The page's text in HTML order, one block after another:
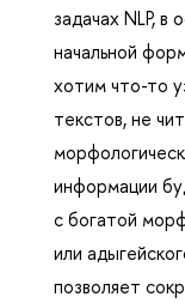
задачах NLP, в
начальной
хотим что-то
текстов, не
информации
с богатой
или
позволяет